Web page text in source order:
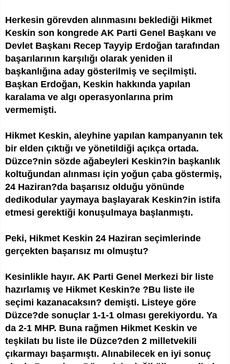
Herkesin görevden alınmasını beklediği Hikmet
Keskin son kongrede AK Parti Genel Başkanı ve
Devlet Başkanı Recep Tayyip Erdoğan tarafından
başarılarının karşılığı olarak yeniden il
başkanlığına aday gösterilmiş ve seçilmişti.
Başkan Erdoğan, Keskin hakkında yapılan
karalama ve algı operasyonlarına prim
vermemişti.
Hikmet Keskin, aleyhine yapılan kampanyanın tek
bir elden çıktığı ve yönetildiği açıkça ortada.
Düzce?nin sözde ağabeyleri Keskin?in başkanlık
koltuğundan alınması için yoğun çaba göstermiş,
24 Haziran?da başarısız olduğu yönünde
dedikodular yaymaya başlayarak Keskin?in istifa
etmesi gerektiği konuşulmaya başlanmıştı.
Peki, Hikmet Keskin 24 Haziran seçimlerinde
gerçekten başarısız mı olmuştu?
Kesinlikle hayır. AK Parti Genel Merkezi bir liste
hazırlamış ve Hikmet Keskin?e ?Bu liste ile
seçimi kazanacaksın? demişti. Listeye göre
Düzce?de sonuçlar 1-1-1 olması gerekiyordu. Ya
da 2-1 MHP. Buna rağmen Hikmet Keskin ve
teşkilatı bu liste ile Düzce?den 2 milletvekili
çıkarmayı başarmıştı. Alınabilecek en iyi sonuç